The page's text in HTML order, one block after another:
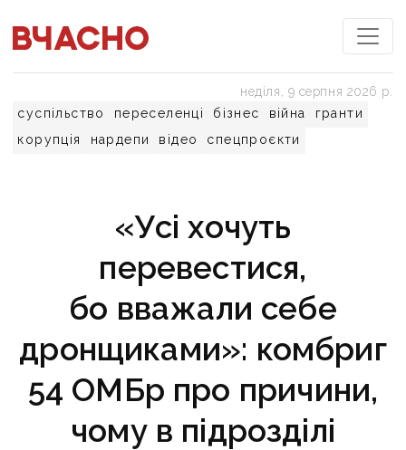
суспільство переселенці бізнес війна
гранти
корупція
нардепи відео спецпроєкти
неділя, 9 серпня 2026 р.
«Усі хочуть
перевестися,
бо вважали себе
дронщиками»: комбриг
54 ОМБр про причини,
чому в підрозділі